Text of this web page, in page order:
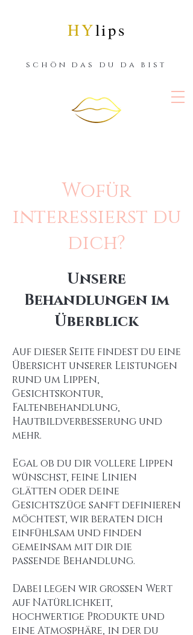
schön das du da bist
HYlips
Wofür
interessierst du
dich?
Unsere
Behandlungen im
Überblick
Auf dieser Seite findest du eine
Übersicht unserer Leistungen
rund um Lippen,
Gesichtskontur,
Faltenbehandlung,
Hautbildverbesserung und
mehr.
Egal ob du dir vollere Lippen
wünschst, feine Linien
glätten oder deine
Gesichtszüge sanft definieren
möchtest, wir beraten dich
einfühlsam und finden
gemeinsam mit dir die
passende Behandlung.
Dabei legen wir großen Wert
auf Natürlichkeit,
hochwertige Produkte und
eine Atmosphäre, in der du